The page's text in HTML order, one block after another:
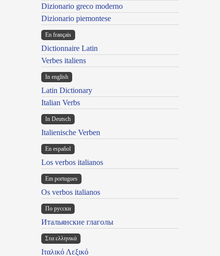
Dizionario greco moderno
Dizionario piemontese
En français
Dictionnaire Latin
Verbes italiens
In english
Latin Dictionary
Italian Verbs
In Deutsch
Italienische Verben
En español
Los verbos italianos
Em portugues
Os verbos italianos
По русски
Итальянские глаголы
Στα ελληνικά
Ιταλικό Λεξικό